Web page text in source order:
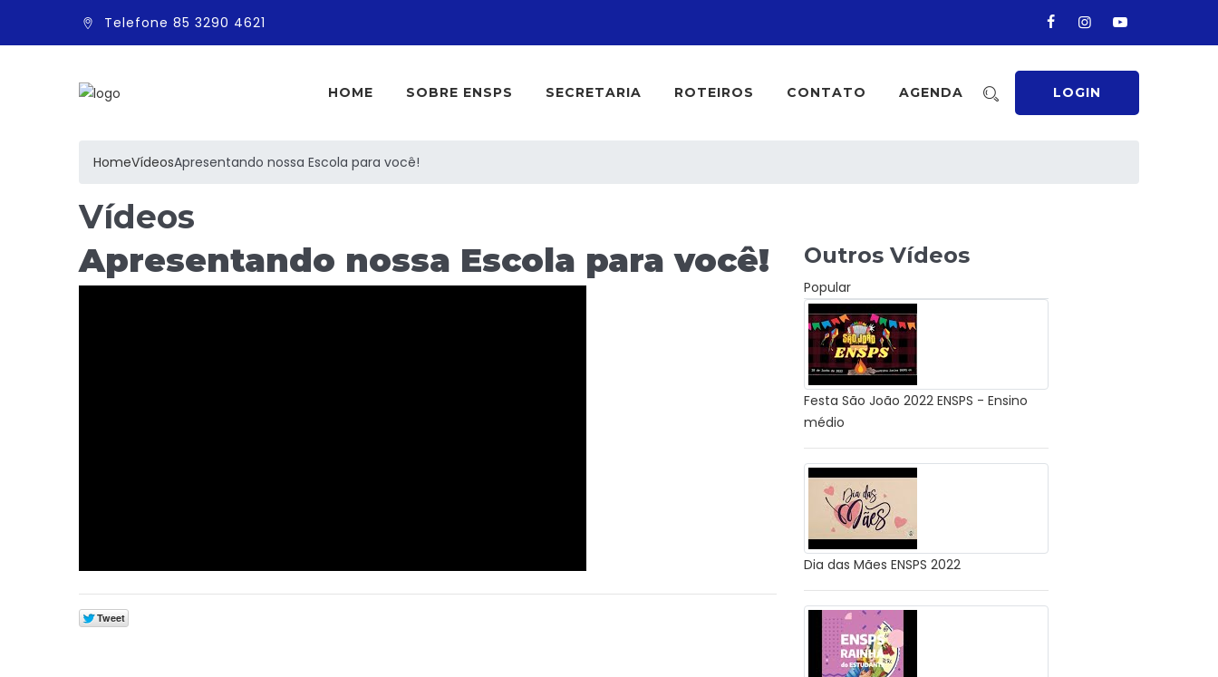
Telefone 85 3290 4621
HOME SOBRE ENSPS SECRETARIA ROTEIROS CONTATO AGENDA LOGIN
HomeVídeosApresentando nossa Escola para você!
Vídeos
Apresentando nossa Escola para você!
Outros Vídeos
Popular
Festa São João 2022 ENSPS - Ensino
médio
Dia das Mães ENSPS 2022